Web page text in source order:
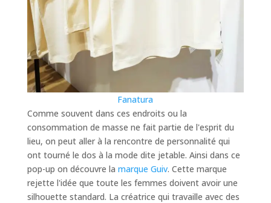
Fanatura
Comme souvent dans ces endroits ou la
consommation de masse ne fait partie de l'esprit du
lieu, on peut aller à la rencontre de personnalité qui
ont tourné le dos à la mode dite jetable. Ainsi dans ce
pop-up on découvre la marque Guiv. Cette marque
rejette l'idée que toute les femmes doivent avoir une
silhouette standard. La créatrice qui travaille avec des